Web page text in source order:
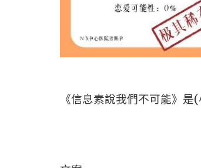
《信息素說我們不可能》